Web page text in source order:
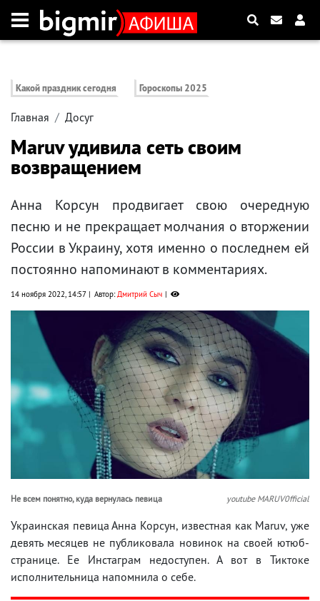
Какой праздник сегодня Гороскопы 2025
Главная Досуг
Maruv удивила сеть своим
возвращением
Анна Корсун продвигает свою очередную
песню и не прекращает молчания о вторжении
России в Украину, хотя именно о последнем ей
постоянно напоминают в комментариях.
14 ноября 2022, 14:57 Автор:Дмитрий Сыч
Не всем понятно, куда вернулась певица youtube MARUV0fficial
Украинская певица Анна Корсун, известная как Maruv, уже
девять месяцев не публиковала новинок на своей ютюб-
странице. Ее Инстаграм недоступен. А вот в Тиктоке
исполнительница напомнила о себе.